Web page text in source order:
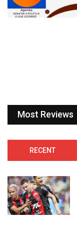
Most Reviews
RECENT